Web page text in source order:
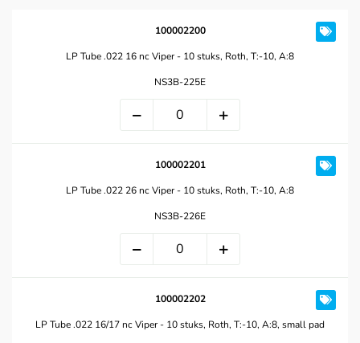
100002200
LP Tube .022 16 nc Viper - 10 stuks, Roth, T:-10, A:8
NS3B-225E
100002201
LP Tube .022 26 nc Viper - 10 stuks, Roth, T:-10, A:8
NS3B-226E
100002202
LP Tube .022 16/17 nc Viper - 10 stuks, Roth, T:-10, A:8, small pad